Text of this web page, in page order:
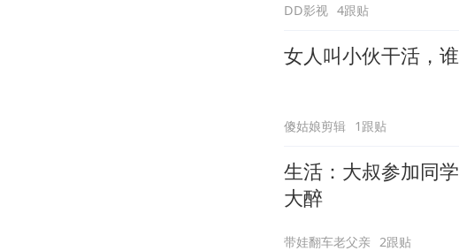
DD影视 4跟贴
女人叫小伙干活，
傻姑娘剪辑 1跟贴
生活：大叔参加同
大醉
带娃翻车老父亲 2跟贴